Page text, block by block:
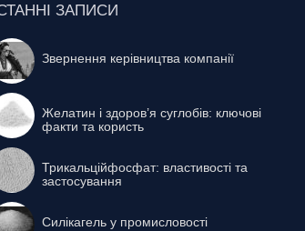
ЗАПИСИ
Звернення керівництва компанії
Желатин і здоров’я суглобів: ключові
факти та користь
Трикальційфосфат: властивості та
застосування
Силікагель у промисловості